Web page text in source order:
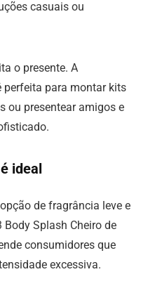
casuais ou
o presente. A
perfeita para montar kits
ou presentear amigos e
ideal
de fragrância leve e
Splash Cheiro de
consumidores que
excessiva.